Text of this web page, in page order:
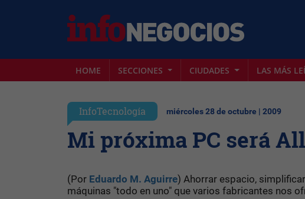
HOME SECCIONES CIUDADES LAS MÁS
InfoTecnología miércoles 28 de octubre | 2009
Mi próxima PC será
(Por Eduardo M. Aguirre) Ahorrar espacio,
máquinas "todo en uno" que varios fabricantes nos